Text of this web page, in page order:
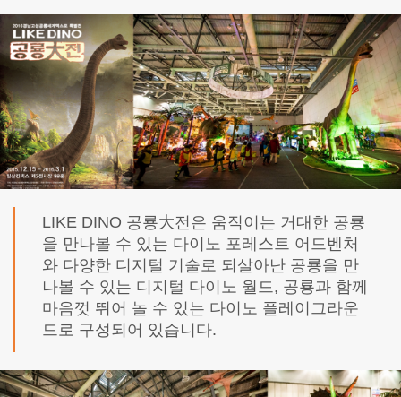
LIKE DINO 공룡大전은 움직이는 거대한 공룡
을 만나볼 수 있는 다이노 포레스트 어드벤처
와 다양한 디지털 기술로 되살아난 공룡을 만
나볼 수 있는 디지털 다이노 월드, 공룡과 함께
마음껏 뛰어 놀 수 있는 다이노 플레이그라운
드로 구성되어 있습니다.